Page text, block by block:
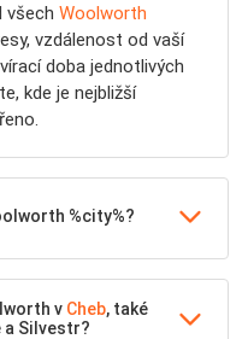
všech Woolworth
vzdálenost od vaší
doba jednotlivých
kde je nejbližší
%city%?
v Cheb, také
a Silvestr?